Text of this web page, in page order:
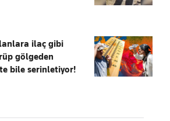
ilaç gibi
gölgeden
bile serinletiyor!